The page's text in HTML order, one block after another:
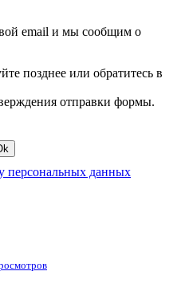
email и мы сообщим о
позднее или обратитесь в
отправки формы.
персональных данных